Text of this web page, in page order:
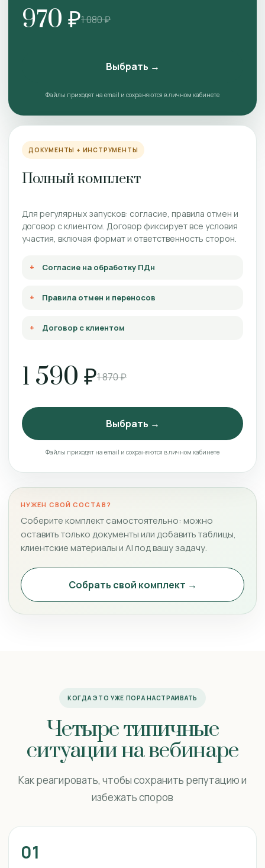
970 ₽1 080 ₽
Выбрать →
Файлы приходят на email и сохраняются в личном кабинете
ДОКУМЕНТЫ + ИНСТРУМЕНТЫ
Полный комплект
Для регулярных запусков: согласие, правила отмен и
договор с клиентом. Договор фиксирует все условия
участия, включая формат и ответственность сторон.
Согласие на обработку ПДн
Правила отмен и переносов
Договор с клиентом
1 590 ₽1 870 ₽
Выбрать →
Файлы приходят на email и сохраняются в личном кабинете
НУЖЕН СВОЙ СОСТАВ?
Соберите комплект самостоятельно: можно
оставить только документы или добавить таблицы,
клиентские материалы и AI под вашу задачу.
Собрать свой комплект →
КОГДА ЭТО УЖЕ ПОРА НАСТРАИВАТЬ
Четыре типичные
ситуации на вебинаре
Как реагировать, чтобы сохранить репутацию и
избежать споров
01